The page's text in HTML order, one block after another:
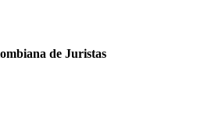
de Juristas